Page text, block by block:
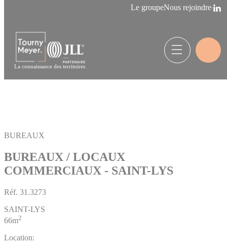
Le groupeNous rejoindre
La connaissance des territoires
BUREAUX
BUREAUX / LOCAUX
COMMERCIAUX - SAINT-LYS
Réf. 31.3273
SAINT-LYS
66m2
Location: